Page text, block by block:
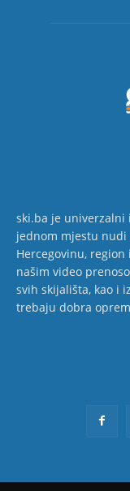
ski.ba je
jednom mjestu nudi
Hercegovinu,
našim video
svih skijališta, kao i
trebaju dobra